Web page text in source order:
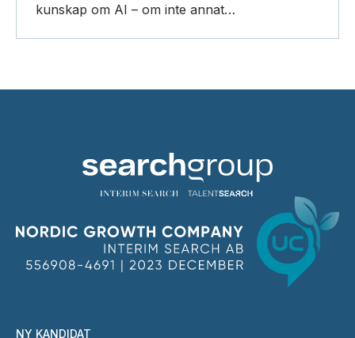
kunskap om AI – om inte annat…
NY KANDIDAT